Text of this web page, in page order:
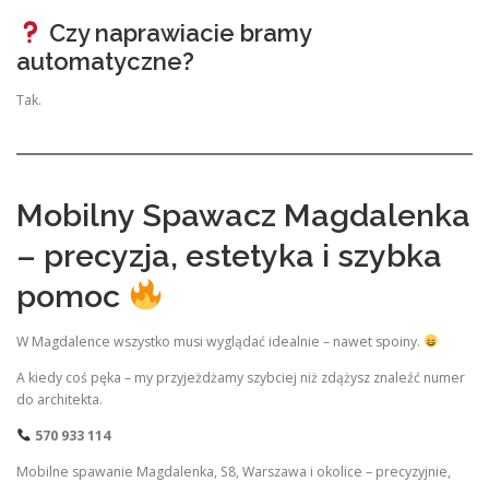
Czy naprawiacie bramy
automatyczne?
Tak.
Mobilny Spawacz Magdalenka
– precyzja, estetyka i szybka
pomoc
W Magdalence wszystko musi wyglądać idealnie – nawet spoiny.
A kiedy coś pęka – my przyjeżdżamy szybciej niż zdążysz znaleźć numer
do architekta.
570 933 114
Mobilne spawanie Magdalenka, S8, Warszawa i okolice – precyzyjnie,